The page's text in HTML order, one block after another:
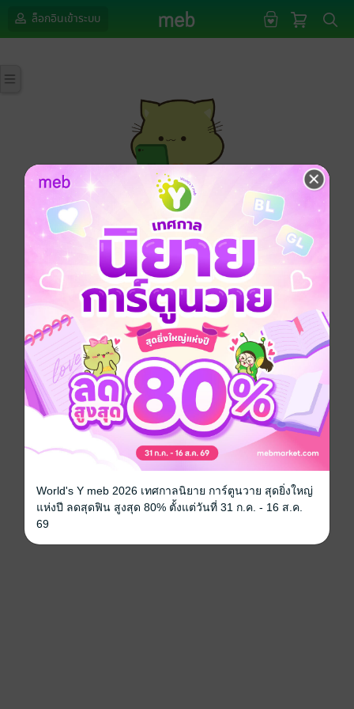
ล็อกอินเข้าระบบ
กรุณาเข้าสู่ระบบก่อนดำเนินรายการด้วยค่ะ
ล็อกอินเข้าระบบ
World's Y meb 2026 เทศกาลนิยาย การ์ตูนวาย สุดยิ่งใหญ่
แห่งปี ลดสุดฟิน สูงสุด 80% ตั้งแต่วันที่ 31 ก.ค. - 16 ส.ค.
69